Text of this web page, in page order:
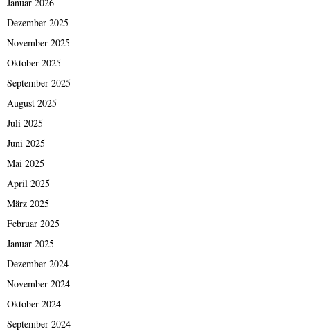
Dezember 2025
November 2025
Oktober 2025
September 2025
August 2025
Juli 2025
Juni 2025
Mai 2025
April 2025
März 2025
Februar 2025
Januar 2025
Dezember 2024
November 2024
Oktober 2024
September 2024